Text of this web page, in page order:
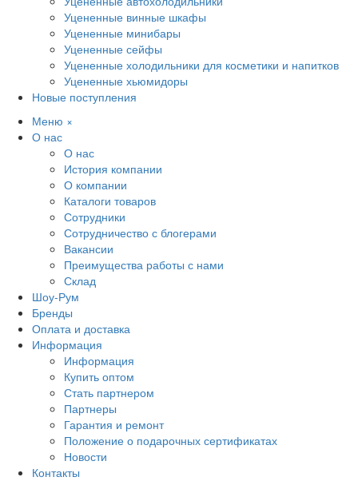
Уцененные винные шкафы
Уцененные минибары
Уцененные сейфы
Уцененные холодильники для косметики и напитков
Уцененные хьюмидоры
Новые поступления
Меню ×
О нас
О нас
История компании
О компании
Каталоги товаров
Сотрудники
Сотрудничество с блогерами
Вакансии
Преимущества работы с нами
Склад
Шоу-Рум
Бренды
Оплата и доставка
Информация
Информация
Купить оптом
Стать партнером
Партнеры
Гарантия и ремонт
Положение о подарочных сертификатах
Новости
Контакты